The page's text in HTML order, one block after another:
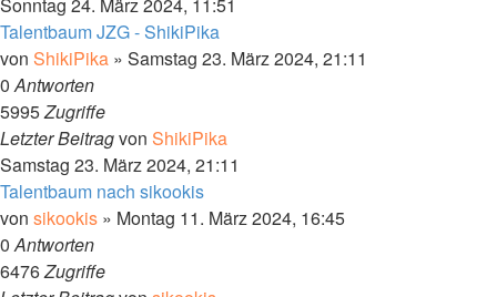
Talentbaum JZG - ShikiPika
von ShikiPika » Samstag 23. März 2024, 21:11
0Antworten
5995Zugriffe
Letzter Beitragvon ShikiPika
Samstag 23. März 2024, 21:11
Talentbaum nach sikookis
von sikookis » Montag 11. März 2024, 16:45
0Antworten
6476Zugriffe